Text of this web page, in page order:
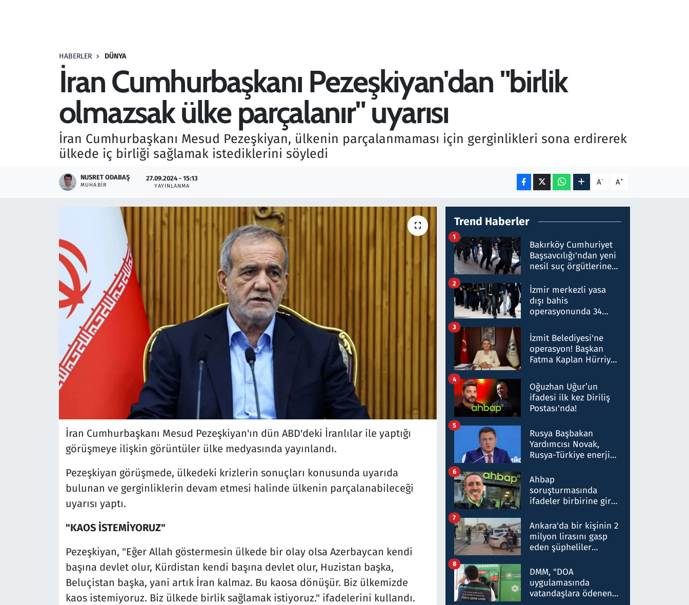
HABERLER DÜNYA
İran Cumhurbaşkanı Pezeşkiyan'dan "birlik
olmazsak ülke parçalanır" uyarısı
İran Cumhurbaşkanı Mesud Pezeşkiyan, ülkenin parçalanmaması için gerginlikleri sona erdirerek
ülkede iç birliği sağlamak istediklerini söyledi
NUSRET ODABAŞ
MUHABIR
27.09.2024 - 15:13
YAYINLANMA A- A+
İran Cumhurbaşkanı Mesud Pezeşkiyan'ın dün ABD'deki İranlılar ile yaptığı
görüşmeye ilişkin görüntüler ülke medyasında yayınlandı.
Pezeşkiyan görüşmede, ülkedeki krizlerin sonuçları konusunda uyarıda
bulunan ve gerginliklerin devam etmesi halinde ülkenin parçalanabileceği
uyarısı yaptı.
"KAOS İSTEMİYORUZ"
Pezeşkiyan, "Eğer Allah göstermesin ülkede bir olay olsa Azerbaycan kendi
başına devlet olur, Kürdistan kendi başına devlet olur, Huzistan başka,
Beluçistan başka, yani artık İran kalmaz. Bu kaosa dönüşür. Biz ülkemizde
kaos istemiyoruz. Biz ülkede birlik sağlamak istiyoruz." ifadelerini kullandı.
Trend Haberler
Bakırköy Cumhuriyet
Başsavcılığı'ndan yeni
nesil suç örgütlerine
hakkında gözaltı kararı
1
İzmir merkezli yasa
dışı bahis
operasyonunda 34
Milyar liralık para
trafiği tespit edildi
2
İzmit Belediyesi'ne
operasyon! Başkan
Fatma Kaplan Hürriyet
3
Oğuzhan Uğur’un
ifadesi ilk kez Diriliş
Postası'nda!
4
Rusya Başbakan
Yardımcısı Novak,
Rusya-Türkiye enerji
nitelikte olduğunu
belirtti
5
Ahbap
soruşturmasında
ifadeler birbirine girdi:
ifadelerinden ortaya
çıkan tablo şok etti
6
Ankara'da bir kişinin 2
milyon lirasını gasp
eden şüpheliler
7
DMM, "DOA
uygulamasında
vatandaşlara ödenen
8
Savunma Sanayi
Teknoloji ve Bilim